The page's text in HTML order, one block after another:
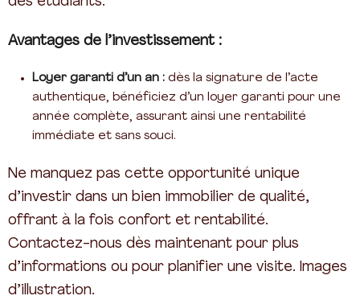
Avantages de l’investissement :
Loyer garanti d’un an : dès la signature de l’acte
authentique, bénéficiez d’un loyer garanti pour une
année complète, assurant ainsi une rentabilité
immédiate et sans souci.
Ne manquez pas cette opportunité unique
d’investir dans un bien immobilier de qualité,
offrant à la fois confort et rentabilité.
Contactez-nous dès maintenant pour plus
d’informations ou pour planifier une visite. Images
d’illustration.